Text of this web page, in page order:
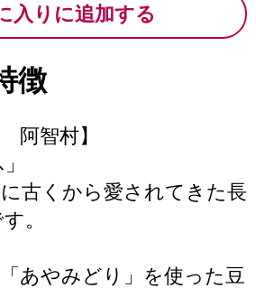
入りに追加する
徴
阿智村】
くから愛されてきた長
。
やみどり」を使った豆